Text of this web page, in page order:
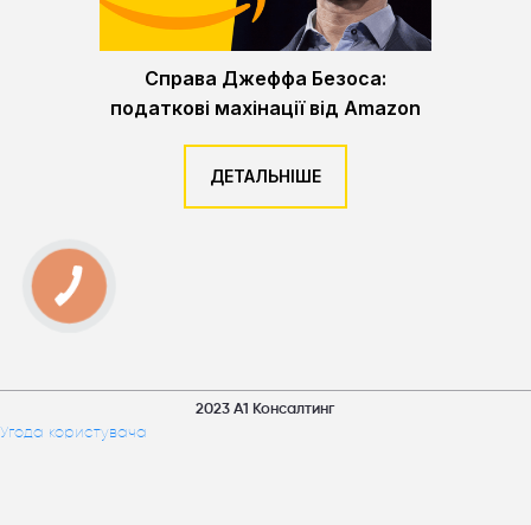
Справа Джеффа Безоса:
податкові махінації від Amazon
ДЕТАЛЬНІШЕ
2023 А1 Консалтинг
Угода користувача